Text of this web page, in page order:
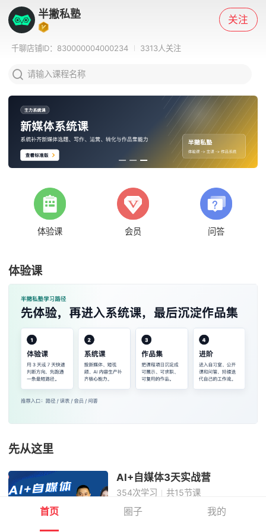
半撇私塾 关注
千聊店铺ID： 830000004000234 3313人关注
请输入课程名称
体验课 会员 问答
体验课
先从这里
AI+自媒体3天实战营
354次学习 共15节课
首页 圈子 我的